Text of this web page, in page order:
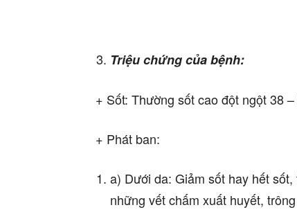
Triệu chứng của bệnh:
+ Sốt: Thường sốt cao đột ngột 38
+ Phát ban:
a) Dưới da: Giảm sốt hay hết
những vết chấm xuất huyết,